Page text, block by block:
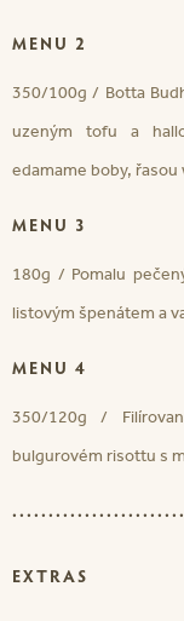
MENU 2
350/100g / Botta
uzeným tofu a
edamame boby, řasou
MENU 3
180g / Pomalu
listovým špenátem a
MENU 4
350/120g /
bulgurovém risottu s
EXTRAS